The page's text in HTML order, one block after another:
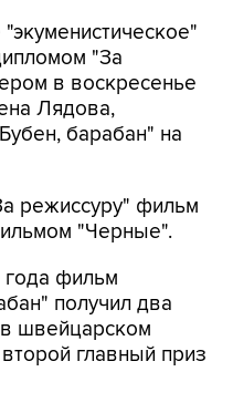
"За
в воскресенье
Лядова,
барабан" на
режиссуру" фильм
"Черные".
года фильм
получил два
швейцарском
главный приз